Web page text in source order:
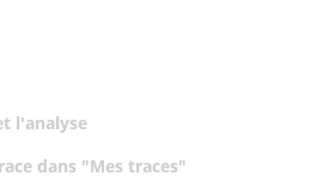
l'analyse
dans "Mes traces"